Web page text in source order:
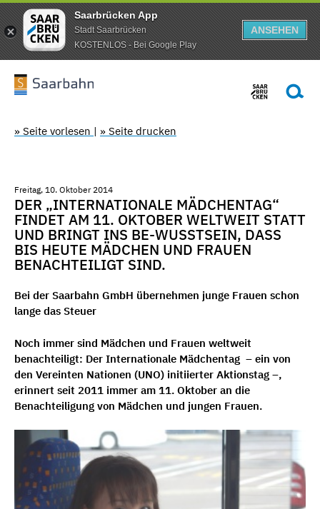
Saarbrücken App
Stadt Saarbrücken
KOSTENLOS - Bei Google Play
ANSEHEN
» Seite vorlesen | » Seite drucken
Freitag, 10. Oktober 2014
DER „INTERNATIONALE MÄDCHENTAG“
FINDET AM 11. OKTOBER WELTWEIT STATT
UND BRINGT INS BE-WUSSTSEIN, DASS
BIS HEUTE MÄDCHEN UND FRAUEN
BENACHTEILIGT SIND.
Bei der Saarbahn GmbH übernehmen junge Frauen schon
lange das Steuer
Noch immer sind Mädchen und Frauen weltweit
benachteiligt: Der Internationale Mädchentag – ein von
den Vereinten Nationen (UNO) initiierter Aktionstag –,
erinnert seit 2011 immer am 11. Oktober an die
Benachteiligung von Mädchen und jungen Frauen.